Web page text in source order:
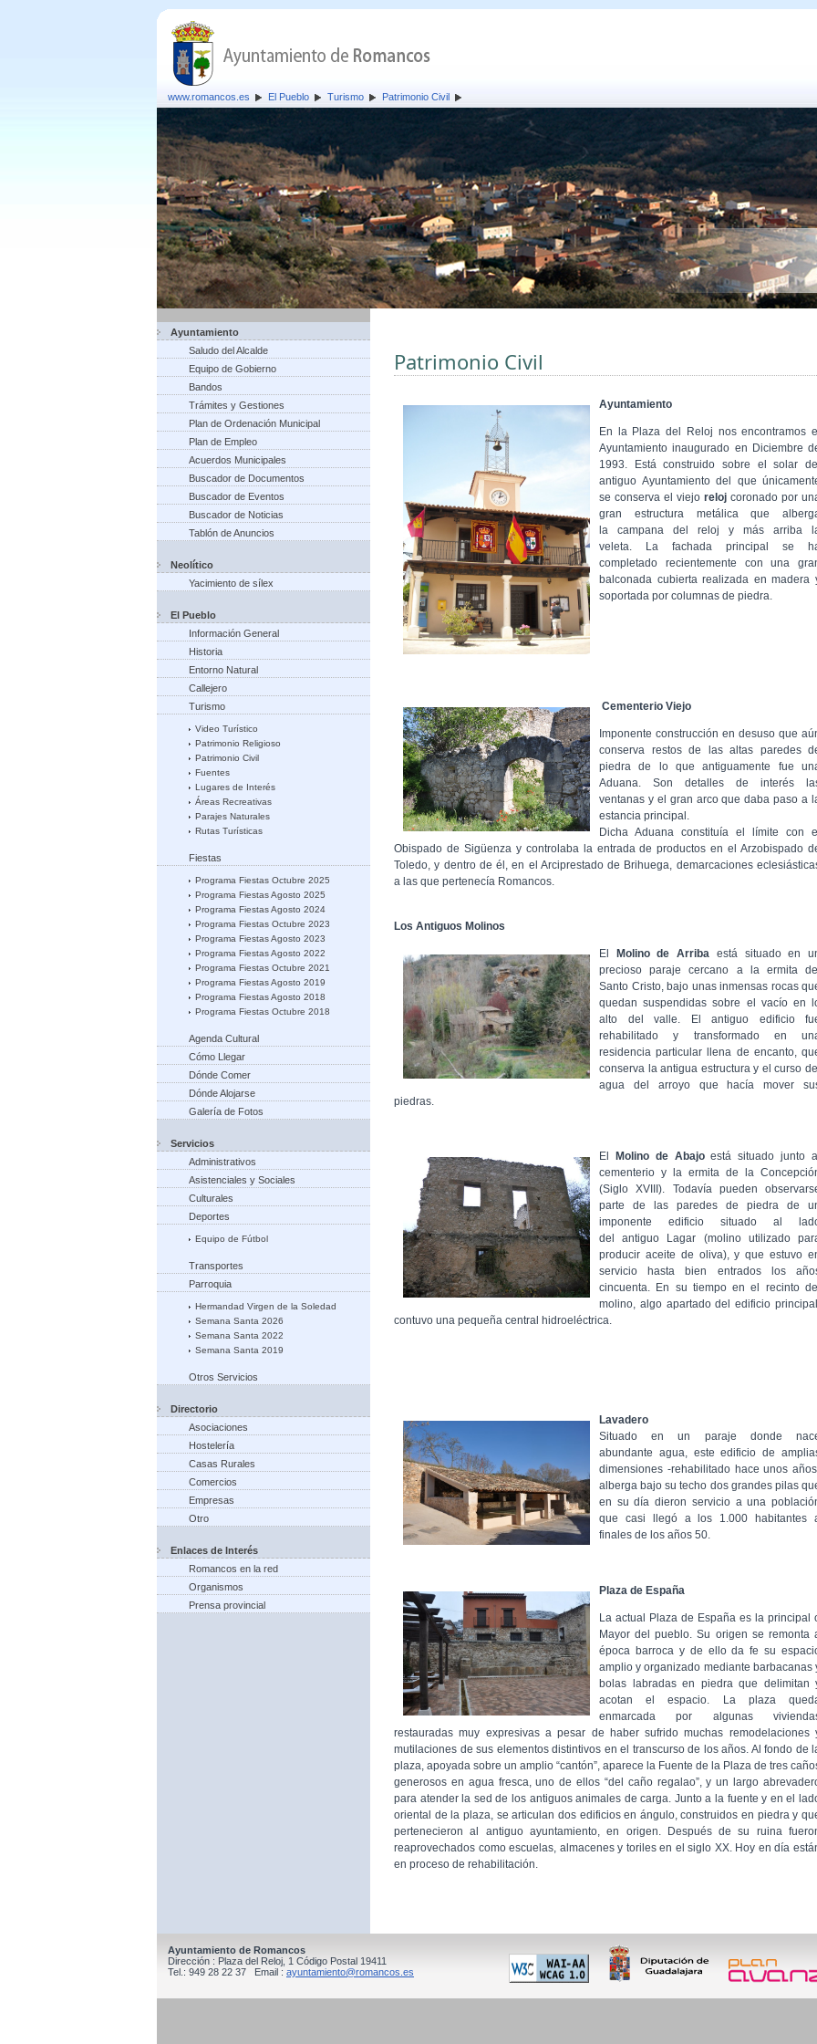
www.romancos.es El Pueblo Turismo Patrimonio Civil
Ayuntamiento
Saludo del Alcalde
Equipo de Gobierno
Bandos
Trámites y Gestiones
Plan de Ordenación Municipal
Plan de Empleo
Acuerdos Municipales
Buscador de Documentos
Buscador de Eventos
Buscador de Noticias
Tablón de Anuncios
Neolítico
Yacimiento de sílex
El Pueblo
Información General
Historia
Entorno Natural
Callejero
Turismo
Video Turístico
Patrimonio Religioso
Patrimonio Civil
Fuentes
Lugares de Interés
Áreas Recreativas
Parajes Naturales
Rutas Turísticas
Fiestas
Programa Fiestas Octubre 2025
Programa Fiestas Agosto 2025
Programa Fiestas Agosto 2024
Programa Fiestas Octubre 2023
Programa Fiestas Agosto 2023
Programa Fiestas Agosto 2022
Programa Fiestas Octubre 2021
Programa Fiestas Agosto 2019
Programa Fiestas Agosto 2018
Programa Fiestas Octubre 2018
Agenda Cultural
Cómo Llegar
Dónde Comer
Dónde Alojarse
Galería de Fotos
Servicios
Administrativos
Asistenciales y Sociales
Culturales
Deportes
Equipo de Fútbol
Transportes
Parroquia
Hermandad Virgen de la Soledad
Semana Santa 2026
Semana Santa 2022
Semana Santa 2019
Otros Servicios
Directorio
Asociaciones
Hostelería
Casas Rurales
Comercios
Empresas
Otro
Enlaces de Interés
Romancos en la red
Organismos
Prensa provincial
Patrimonio Civil
Ayuntamiento
En la Plaza del Reloj nos encontramos el
Ayuntamiento inaugurado en Diciembre
1993. Está construido sobre el solar del
antiguo Ayuntamiento del que
se conserva el viejo reloj coronado por
gran estructura metálica que
la campana del reloj y más arriba
veleta. La fachada principal se
completado recientemente con una
balconada cubierta realizada en madera
soportada por columnas de piedra.
Cementerio Viejo
Imponente construcción en desuso que
conserva restos de las altas paredes
piedra de lo que antiguamente fue
Aduana. Son detalles de interés
ventanas y el gran arco que daba paso a
estancia principal.
Dicha Aduana constituía el límite con el
Obispado de Sigüenza y controlaba la entrada de productos en el Arzobispado
Toledo, y dentro de él, en el Arciprestado de Brihuega, demarcaciones
a las que pertenecía Romancos.
Los Antiguos Molinos
El Molino de Arriba está situado en
precioso paraje cercano a la ermita del
Santo Cristo, bajo unas inmensas rocas
quedan suspendidas sobre el vacío en
alto del valle. El antiguo edificio
rehabilitado y transformado en
residencia particular llena de encanto,
conserva la antigua estructura y el curso del
agua del arroyo que hacía mover
piedras.
El Molino de Abajoestá situado junto al
cementerio y la ermita de la
(Siglo XVIII). Todavía pueden
parte de las paredes de piedra de
imponente edificio situado al
del antiguo Lagar (molino utilizado
producir aceite de oliva), y que estuvo
servicio hasta bien entrados los
cincuenta. En su tiempo en el recinto del
molino, algo apartado del edificio
contuvo una pequeña central hidroeléctrica.
Lavadero
Situado en un paraje donde
abundante agua, este edificio de
dimensiones -rehabilitado hace unos
alberga bajo su techo dos grandes pilas
en su día dieron servicio a una
que casi llegó a los 1.000 habitantes
finales de los años 50.
Plaza de España
La actual Plaza de España es la principal
Mayor del pueblo. Su origen se remonta
época barroca y de ello da fe su
amplio y organizado mediante barbacanas
bolas labradas en piedra que delimitan
acotan el espacio. La plaza
enmarcada por algunas
restauradas muy expresivas a pesar de haber sufrido muchas remodelaciones
mutilaciones de sus elementos distintivos en el transcurso de los años. Al fondo de
plaza, apoyada sobre un amplio “cantón”, aparece la Fuente de la Plaza de tres
generosos en agua fresca, uno de ellos “del caño regalao”, y un largo
para atender la sed de los antiguos animales de carga. Junto a la fuente y en el
oriental de la plaza, se articulan dos edificios en ángulo, construidos en piedra y
pertenecieron al antiguo ayuntamiento, en origen. Después de su ruina
reaprovechados como escuelas, almacenes y toriles en el siglo XX. Hoy en día
en proceso de rehabilitación.
Ayuntamiento de Romancos
Dirección : Plaza del Reloj, 1 Código Postal 19411
Tel.: 949 28 22 37 Email : ayuntamiento@romancos.es